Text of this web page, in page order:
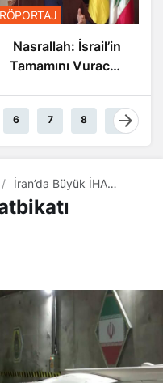
RÖPORTAJ
Nasrallah: İsrail’in
Tamamını Vuracak
6 7 8 9
İran’da Büyük İHA
Tatbikatı